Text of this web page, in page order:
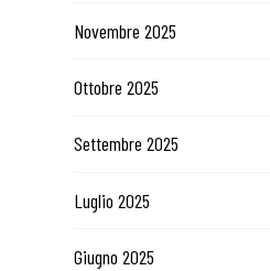
Novembre 2025
Ottobre 2025
Settembre 2025
Luglio 2025
Giugno 2025